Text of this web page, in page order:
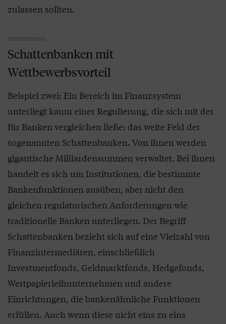
zulassen sollten.
Schattenbanken mit
Wettbewerbsvorteil
Beispiel zwei: Ein Bereich im Finanzsystem
unterliegt kaum einer Regulierung, die sich mit der
für Banken vergleichen ließe: das weite Feld der
sogenannten Schattenbanken. Von ihnen werden
gigantische Milliardensummen verwaltet. Bei ihnen
handelt es sich um Institutionen, die bestimmte
Bankenfunktionen ausüben, aber nicht den
gleichen regulatorischen Anforderungen wie
traditionelle Banken unterliegen. Der Begriff
Schattenbanken bezieht sich auf eine Vielzahl von
Finanzintermediären, einschließlich
Investmentfonds, Geldmarktfonds, Hedgefonds,
Wertpapierleihunternehmen und andere
Einrichtungen, die bankenähnliche Funktionen
erfüllen. Auch wenn diese nicht eins zu eins